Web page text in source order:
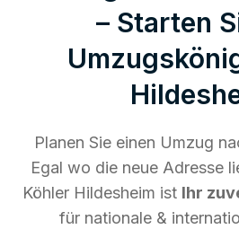
– Starten
Planen Sie einen Umzug
Egal wo die neue Adresse
Köhler Hildesheim ist Ihr
für nationale &